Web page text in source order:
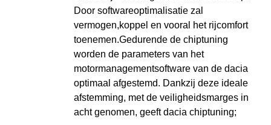
Door softwareoptimalisatie zal
vermogen,koppel en vooral het rijcomfort
toenemen.Gedurende de chiptuning
worden de parameters van het
motormanagementsoftware van de dacia
optimaal afgestemd. Dankzij deze ideale
afstemming, met de veiligheidsmarges in
acht genomen, geeft dacia chiptuning;